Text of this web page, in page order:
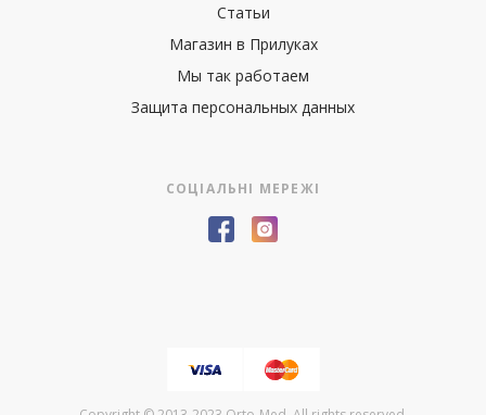
Статьи
Магазин в Прилуках
Мы так работаем
Защита персональных данных
СОЦІАЛЬНІ МЕРЕЖІ